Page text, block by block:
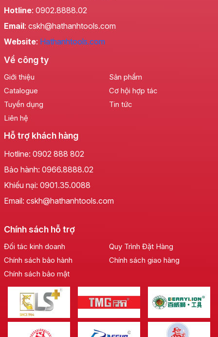
Hotline: 0902.8888.02
Email: cskh@hathanhtools.com
Website: Hathanhtools.com
Về công ty
Giới thiệu
Sản phẩm
Catalogue
Cơ hội hợp tác
Tuyển dụng
Tin tức
Liên hệ
Hỗ trợ khách hàng
Hotline: 0902 888 802
Bảo hành: 0966.8888.02
Khiếu nại: 0901.35.0088
Email: cskh@hathanhtools.com
Chính sách hỗ trợ
Đối tác kinh doanh
Quy Trình Đặt Hàng
Chính sách bảo hành
Chính sách giao hàng
Chính sách bảo mật